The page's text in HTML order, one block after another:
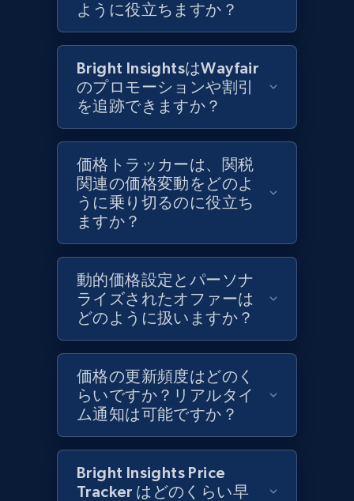
Target - Gather data on products using
specified keywords
URL, Product id, Title, Product description,
Rating, Reviews count, Initial price, Discount,
and more.
1.3K+ 175+ 今すぐ始める
Target - Discover products by category url
URL, Product id, Title, Product description,
Rating, Reviews count, Initial price, Discount,
and more.
1.3K+ 175+ 今すぐ始める
Target - Discover products by specified
URL, Product id, Title, Product description,
Rating, Reviews count, Initial price, Discount,
and more.
ように役立ちますか？
Bright InsightsはWayfair
のプロモーションや割引
を追跡できますか？
価格トラッカーは、関税
関連の価格変動をどのよ
うに乗り切るのに役立ち
ますか？
動的価格設定とパーソナ
ライズされたオファーは
どのように扱いますか？
価格の更新頻度はどのく
らいですか？リアルタイ
ム通知は可能ですか？
Bright Insights Price
Tracker はどのくらい早